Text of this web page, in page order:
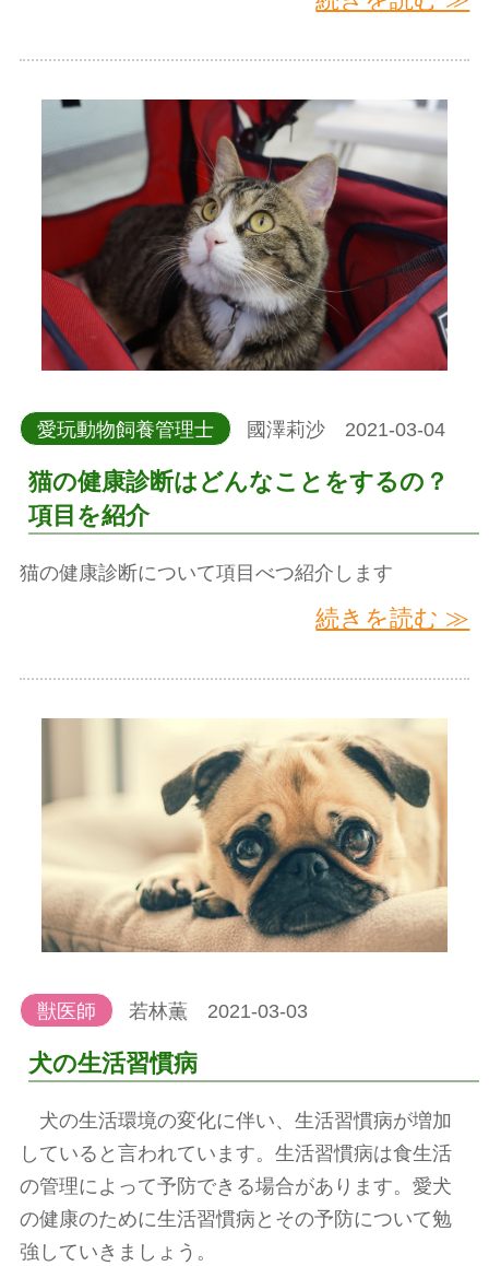
愛玩動物飼養管理士 國澤莉沙 2021-03-04
猫の健康診断はどんなことをするの？
項目を紹介
猫の健康診断について項目べつ紹介します
続きを読む ≫
獣医師 若林薫 2021-03-03
犬の生活習慣病
犬の生活環境の変化に伴い、生活習慣病が増加
していると言われています。生活習慣病は食生活
の管理によって予防できる場合があります。愛犬
の健康のために生活習慣病とその予防について勉
強していきましょう。